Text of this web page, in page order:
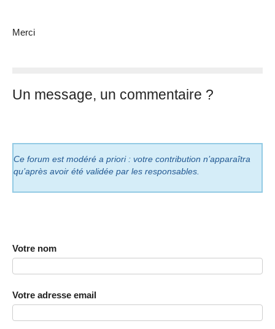
Merci
Un message, un commentaire ?
Ce forum est modéré a priori : votre contribution n’apparaîtra
qu’après avoir été validée par les responsables.
Votre nom
Votre adresse email